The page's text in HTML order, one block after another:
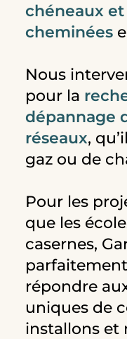
chéneaux
cheminées
Nous
pour la
dépannage
réseaux,
gaz ou de
Pour les
que les
casernes,
répondre
uniques de
installons et